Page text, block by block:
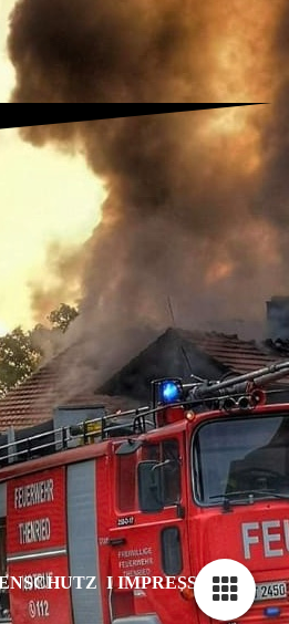
I IMPRESSUM
um Besuchern ein optimales
Inhalte von Drittanbietern werden
Option aktiviert ist. Die
in einem Drittland erfolgen.